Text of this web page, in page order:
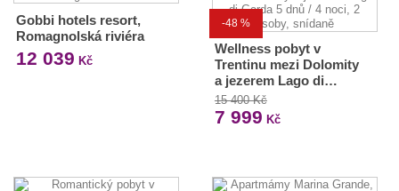
Gobbi hotels resort,
Romagnolská riviéra
12 039 Kč
-48 %
Wellness pobyt v
Trentinu mezi Dolomity
a jezerem Lago di…
15 400 Kč
7 999 Kč